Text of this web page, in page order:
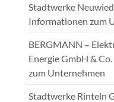
Stadtwerke
Informationen zum
BERGMANN –
Energie GmbH &
zum Unternehmen
Stadtwerke Rinteln